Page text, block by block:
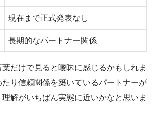
現在まで正式発表なし
長期的なパートナー関係
だけで見ると曖昧に感じるかもしれま
り信頼関係を築いているパートナーが
解がいちばん実態に近いかなと思いま